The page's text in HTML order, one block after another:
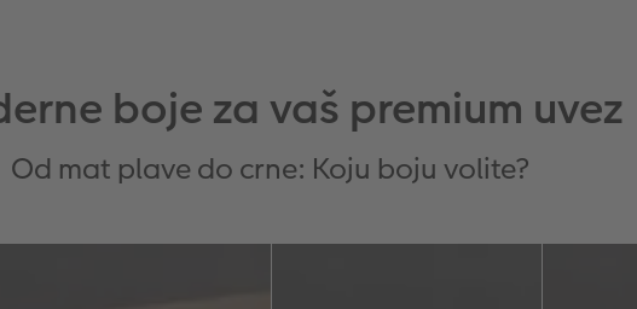
boje za vaš premium uvez
Od mat plave do crne: Koju boju volite?